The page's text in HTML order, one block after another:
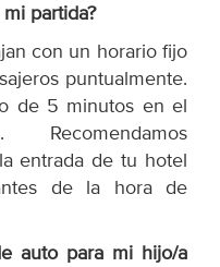
partida?
con un horario fijo
puntualmente.
de 5 minutos en el
entrada de tu hotel
de la hora de
auto para mi hijo/a